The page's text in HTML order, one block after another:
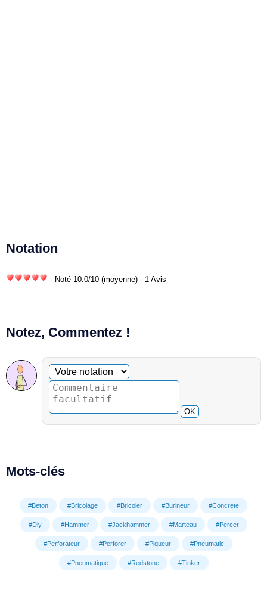
Notation
- Noté 10.0/10 (moyenne) - 1 Avis
Notez, Commentez !
Commentaire facultatif
Votre notation
OK
Mots-clés
#Beton #Bricolage #Bricoler #Burineur #Concrete
#Diy #Hammer #Jackhammer #Marteau #Percer
#Perforateur #Perforer #Piqueur #Pneumatic
#Pneumatique #Redstone #Tinker